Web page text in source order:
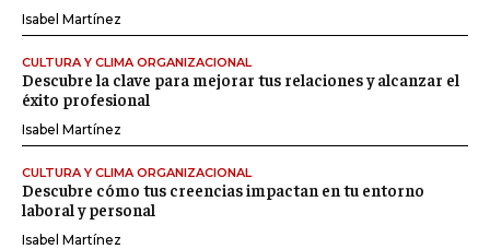
Isabel Martínez
CULTURA Y CLIMA ORGANIZACIONAL
Descubre la clave para mejorar tus relaciones y alcanzar el
éxito profesional
Isabel Martínez
CULTURA Y CLIMA ORGANIZACIONAL
Descubre cómo tus creencias impactan en tu entorno
laboral y personal
Isabel Martínez